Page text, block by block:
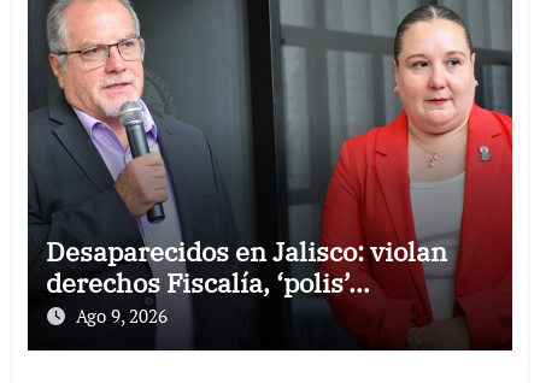
Desaparecidos en Jalisco: violan
derechos Fiscalía, ‘polis’…
Ago 9, 2026